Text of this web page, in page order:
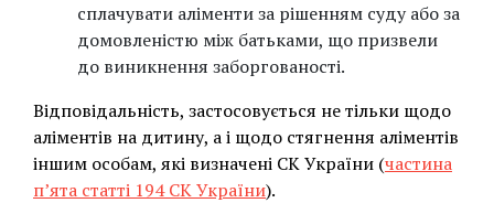
сплачувати аліменти за рішенням суду або за
домовленістю між батьками, що призвели
до виникнення заборгованості.
Відповідальність, застосовується не тільки щодо
аліментів на дитину, а і щодо стягнення аліментів
іншим особам, які визначені СК України (частина
п’ята статті 194 СК України).